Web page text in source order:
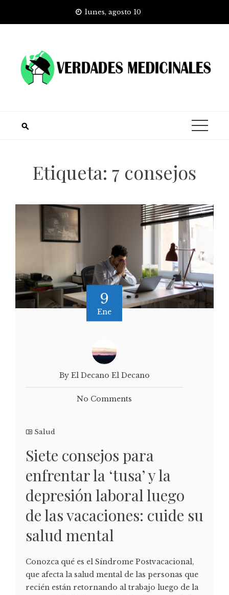
lunes, agosto 10
Etiqueta: 7 consejos
9
Ene
By El Decano El Decano
No Comments
Salud
Siete consejos para
enfrentar la ‘tusa’ y la
depresión laboral luego
de las vacaciones: cuide su
salud mental
Conozca qué es el Síndrome Postvacacional,
que afecta la salud mental de las personas que
recién están retornando al trabajo luego de la